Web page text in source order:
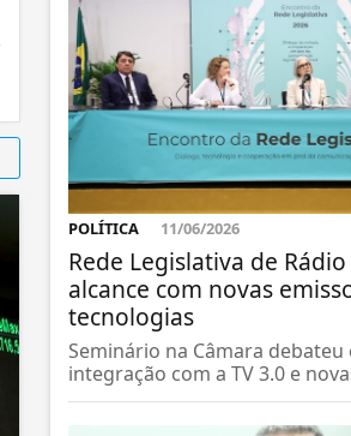
POLÍTICA 11/06/2026
Rede Legislativa de
alcance com novas
tecnologias
Seminário na Câmara debateu
integração com a TV 3.0 e